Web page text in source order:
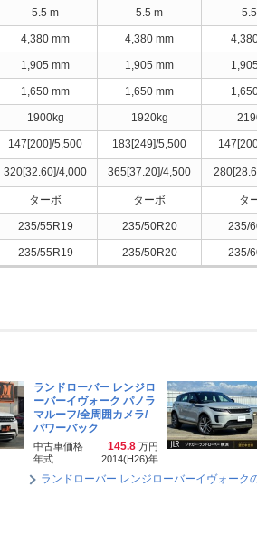
5.5 m 5.5 m
4,380 mm 4,380 mm
1,905 mm 1,905 mm
1,650 mm 1,650 mm
1900kg 1920kg
147[200]/5,500 183[249]/5,500
320[32.60]/4,000 365[37.20]/4,500
ターボ ターボ タ
235/55R19 235/50R20 235/
235/55R19 235/50R20 235/
ランドローバー レンジロ
ーバーイヴォーク パノラ
マルーフ/全周囲カメラ/
パワーバック
中古車価格 145.8 万円
年式
2014(H26)年
ランドローバー レンジローバーイヴォーク